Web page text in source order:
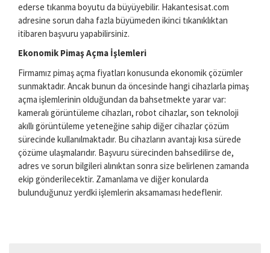
ederse tıkanma boyutu da büyüyebilir. Hakantesisat.com
adresine sorun daha fazla büyümeden ikinci tıkanıklıktan
itibaren başvuru yapabilirsiniz.
Ekonomik Pimaş Açma İşlemleri
Firmamız pimaş açma fiyatları konusunda ekonomik çözümler
sunmaktadır. Ancak bunun da öncesinde hangi cihazlarla pimaş
açma işlemlerinin olduğundan da bahsetmekte yarar var:
kameralı görüntüleme cihazları, robot cihazlar, son teknoloji
akıllı görüntüleme yeteneğine sahip diğer cihazlar çözüm
sürecinde kullanılmaktadır. Bu cihazların avantajı kısa sürede
çözüme ulaşmalarıdır. Başvuru sürecinden bahsedilirse de,
adres ve sorun bilgileri alınıktan sonra size belirlenen zamanda
ekip gönderilecektir. Zamanlama ve diğer konularda
bulunduğunuz yerdki işlemlerin aksamaması hedeflenir.